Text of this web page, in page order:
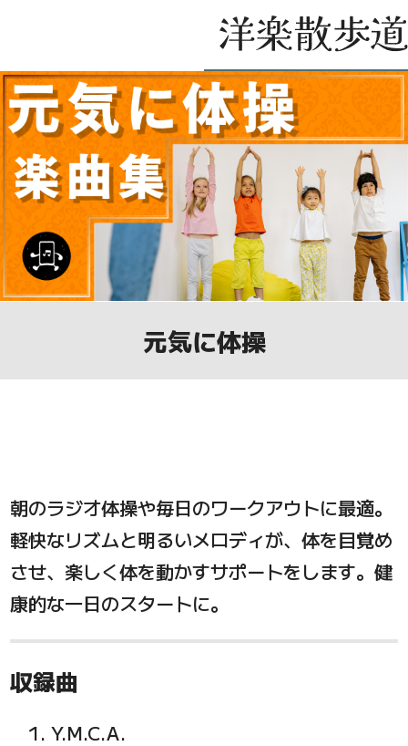
元気に体操
朝のラジオ体操や毎日のワークアウトに最適。
軽快なリズムと明るいメロディが、体を目覚め
させ、楽しく体を動かすサポートをします。健
康的な一日のスタートに。
収録曲
Y.M.C.A.